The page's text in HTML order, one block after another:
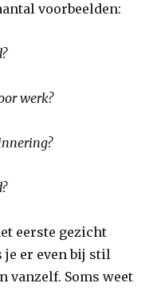
voorbeelden:
werk?
eerste gezicht
je er even bij stil
vanzelf. Soms weet